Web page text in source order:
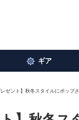
ギア
レゼント】秋冬スタイルにポップ